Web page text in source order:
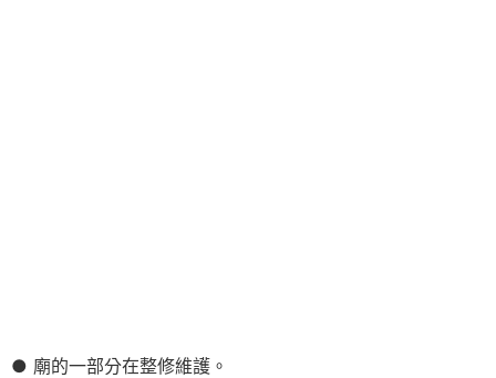
● 廟的一部分在整修維護。